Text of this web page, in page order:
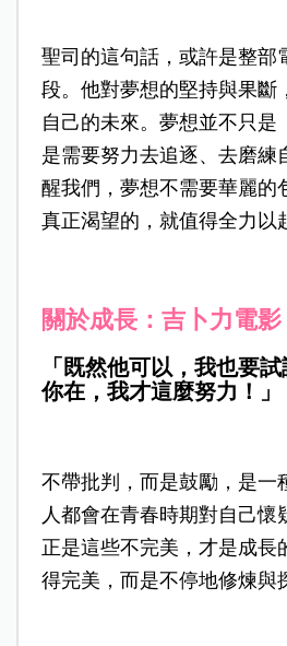
聖司的這句話，或許是整部
段。他對夢想的堅持與果斷
自己的未來。夢想並不只是
是需要努力去追逐、去磨練
醒我們，夢想不需要華麗的
真正渴望的，就值得全力以
關於成長：吉卜力電影
「既然他可以，我也要
你在，我才這麼努力！」
不帶批判，而是鼓勵，是一
人都會在青春時期對自己懷
正是這些不完美，才是成長
得完美，而是不停地修煉與